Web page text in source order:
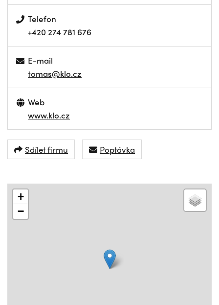
Telefon
+420 274 781 676
E-mail
tomas@klo.cz
Web
www.klo.cz
Sdílet firmu Poptávka
+
−